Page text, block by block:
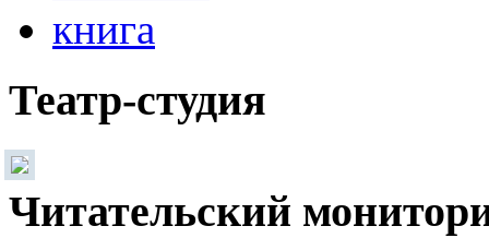
Театр-студия
Читательский